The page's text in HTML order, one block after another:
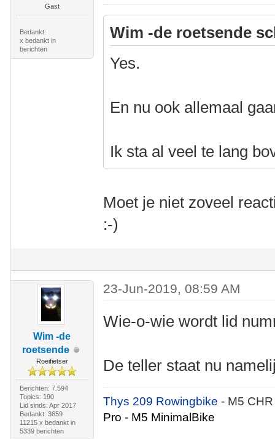
Gast
Bedankt:
x bedankt in
berichten
Wim -de roetsende
Yes.
En nu ook allemaal
Ik sta al veel te lang
Moet je niet zoveel
:-)
Wim -de
roetsende
Roeifietser
Berichten: 7.594
Topics: 190
Lid sinds: Apr 2017
Bedankt: 3659
11215 x bedankt in
5339 berichten
23-Jun-2019, 08:59 AM
Wie-o-wie wordt lid
De teller staat nu
Thys 209 Rowingbike- M5
Pro - M5 MinimalBike